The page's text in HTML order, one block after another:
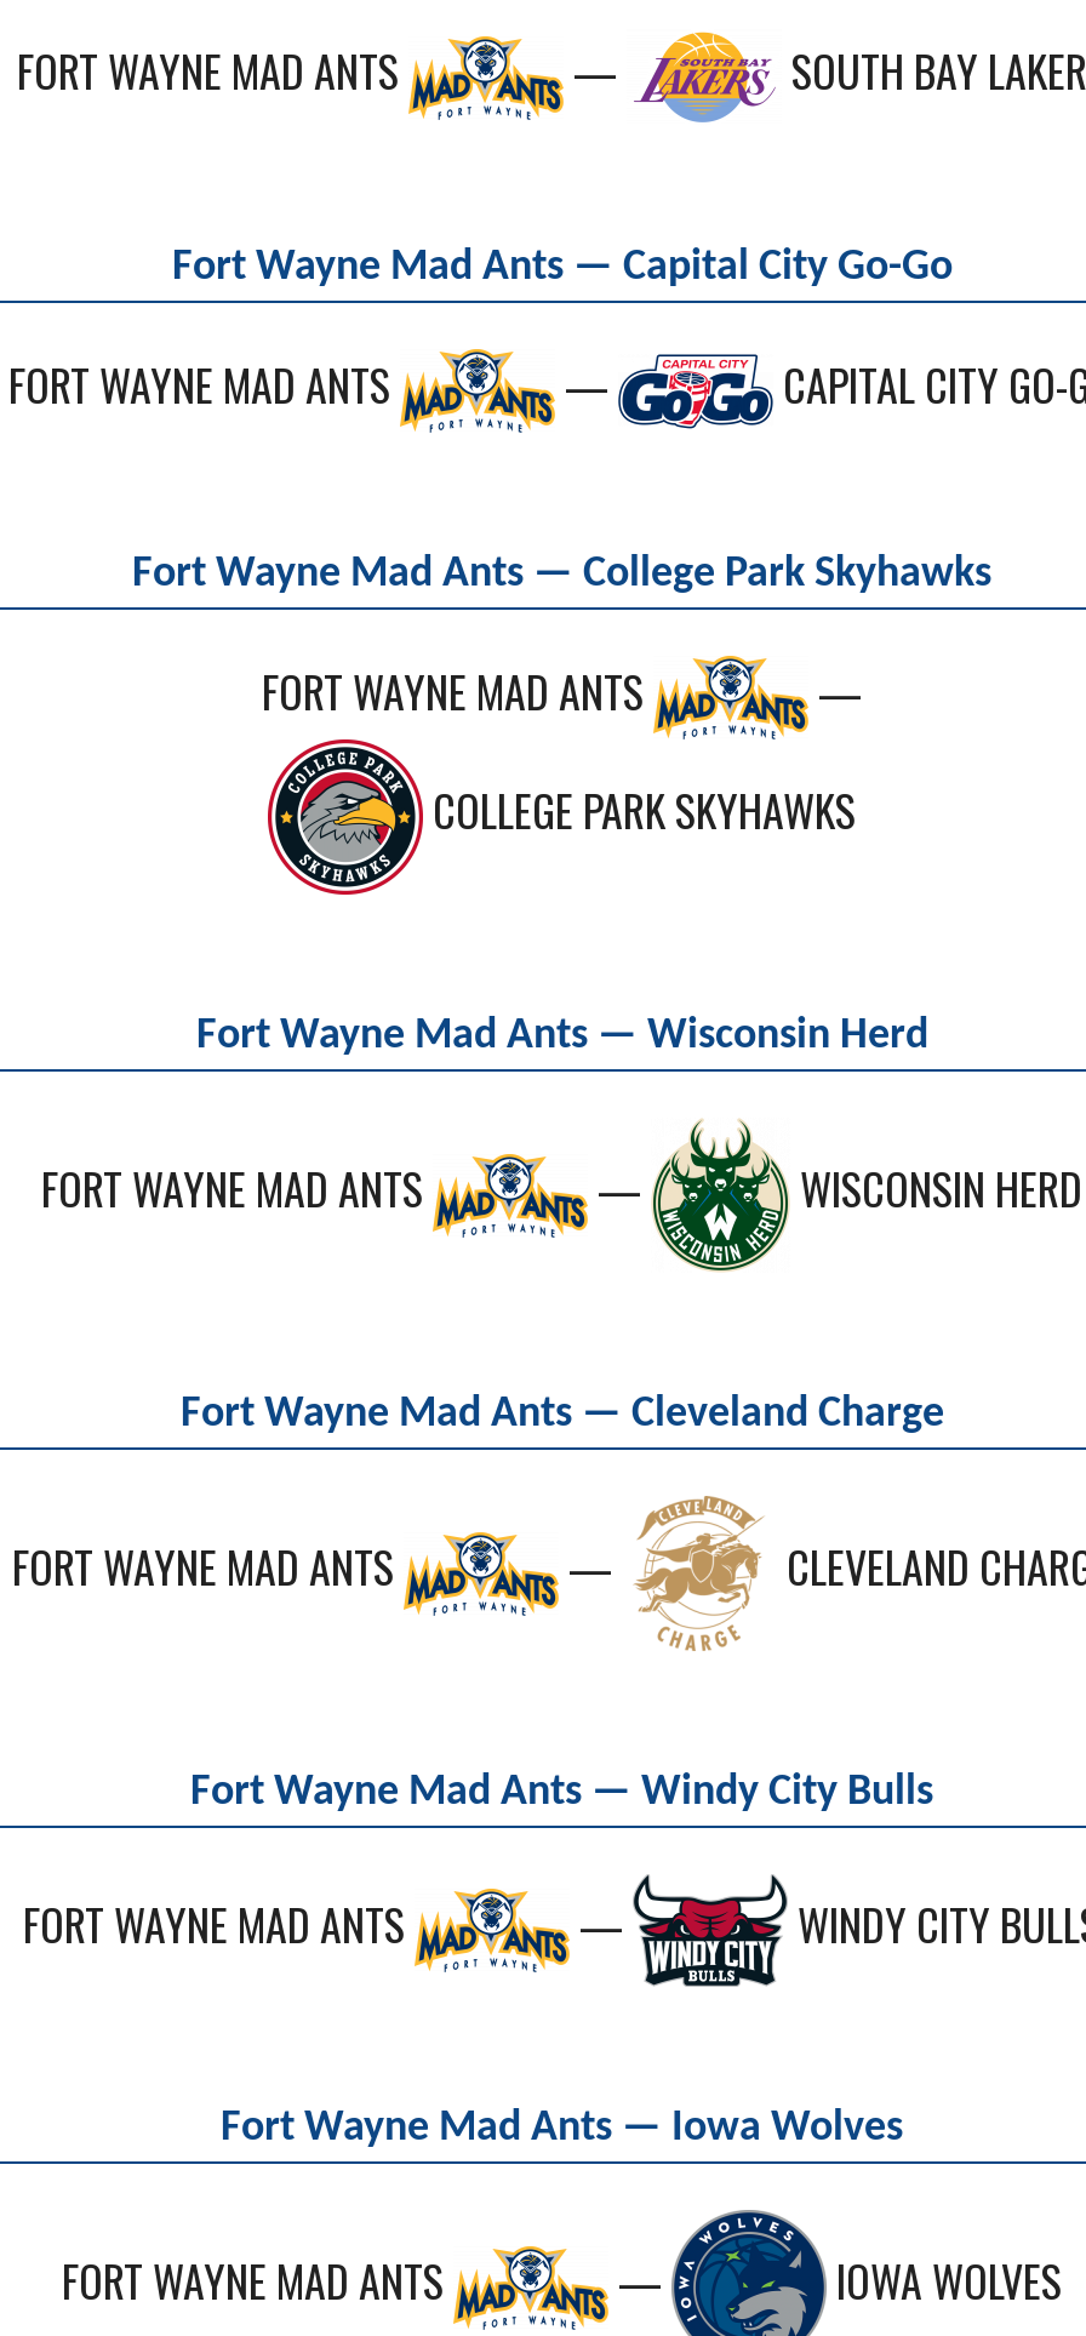
FORT WAYNE MAD ANTS — SOUTH BAY
Fort Wayne Mad Ants — Capital City Go-Go
FORT WAYNE MAD ANTS — CAPITAL CITY GO-
Fort Wayne Mad Ants — College Park Skyhawks
FORT WAYNE MAD ANTS
—
COLLEGE PARK SKYHAWKS
Fort Wayne Mad Ants — Wisconsin Herd
FORT WAYNE MAD ANTS — WISCONSIN HERD
Fort Wayne Mad Ants — Cleveland Charge
FORT WAYNE MAD ANTS — CLEVELAND
Fort Wayne Mad Ants — Windy City Bulls
FORT WAYNE MAD ANTS — WINDY CITY
Fort Wayne Mad Ants — Iowa Wolves
FORT WAYNE MAD ANTS — IOWA WOLVES